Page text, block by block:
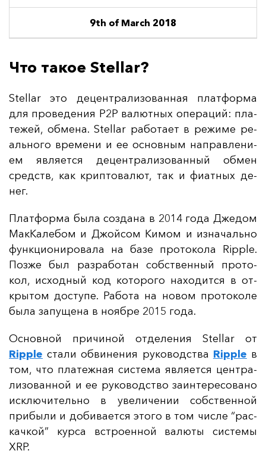
9th of March 2018
Что такое Stellar?
Stellar это де­цен­тра­ли­зо­ван­ная плат­фор­ма
для про­ве­де­ния P2P ва­лют­ных опе­ра­ций: пла­
те­жей, об­ме­на. Stellar ра­бо­та­ет в ре­жи­ме ре­
аль­но­го вре­ме­ни и ее ос­нов­ным нап­рав­ле­ни­
ем яв­ля­ет­ся де­цен­тра­ли­зо­ван­ный об­мен
средств, как крип­то­ва­лют, так и фи­ат­ных де­
нег.
Плат­фор­ма бы­ла соз­да­на в 2014 го­да Дже­дом
Мак­Ка­ле­бом и Джой­сом Ки­мом и из­на­чаль­но
фун­кци­они­ро­ва­ла на ба­зе про­то­ко­ла Ripple.
Поз­же был раз­ра­бо­тан собс­твен­ный про­то­
кол, ис­ход­ный код ко­то­ро­го на­хо­дит­ся в от­
кры­том дос­ту­пе. Ра­бо­та на но­вом про­то­ко­ле
бы­ла за­пу­ще­на в но­яб­ре 2015 го­да.
Ос­нов­ной при­чи­ной от­де­ле­ния Stellar от
Ripple ста­ли об­ви­не­ния ру­ко­водс­тва Ripple в
том, что пла­теж­ная сис­те­ма яв­ля­ет­ся цен­тра­
ли­зо­ван­ной и ее ру­ко­водс­тво за­ин­те­ре­со­ва­но
ис­клю­чи­тель­но в уве­ли­че­нии собс­твен­ной
при­бы­ли и до­би­ва­ет­ся это­го в том чис­ле “рас­
кач­кой” кур­са встро­ен­ной ва­лю­ты сис­те­мы
XRP.